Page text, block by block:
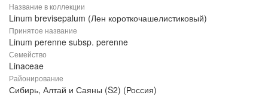
Название в коллекции
Linum brevisepalum (Лен короткочашелистиковый)
Принятое название
Linum perenne subsp. perenne
Семейство
Linaceae
Районирование
Сибирь, Алтай и Саяны (S2) (Россия)